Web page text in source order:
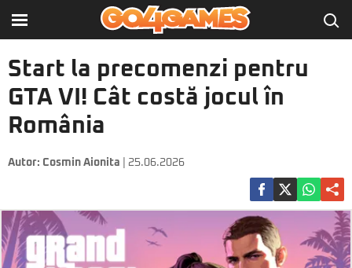
Start la precomenzi pentru
GTA VI! Cât costă jocul în
România
Autor: Cosmin Aionita | 25.06.2026